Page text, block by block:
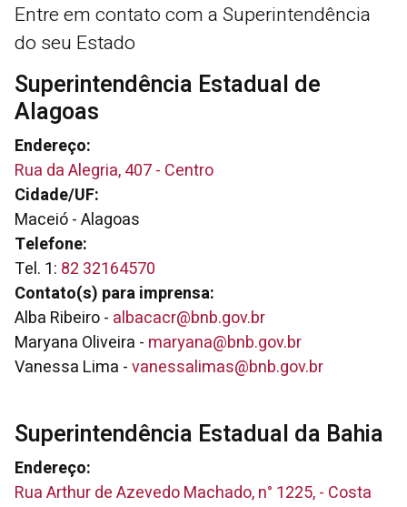
Entre em contato com a Superintendência
do seu Estado
Superintendência Estadual de
Alagoas
Endereço:
Rua da Alegria, 407 - Centro
Cidade/UF:
Maceió - Alagoas
Telefone:
Tel. 1: 82 32164570
Contato(s) para imprensa:
Alba Ribeiro - albacacr@bnb.gov.br
Maryana Oliveira - maryana@bnb.gov.br
Vanessa Lima -vanessalimas@bnb.gov.br
Superintendência Estadual da Bahia
Endereço:
Rua Arthur de Azevedo Machado, n° 1225, - Costa